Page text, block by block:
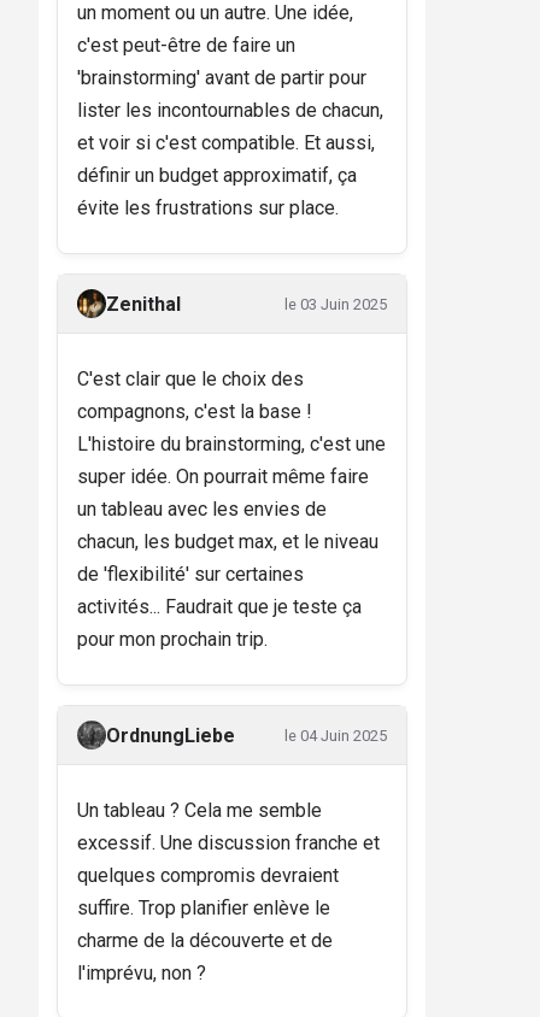
un moment ou un autre. Une idée,
c'est peut-être de faire un
'brainstorming' avant de partir pour
lister les incontournables de chacun,
et voir si c'est compatible. Et aussi,
définir un budget approximatif, ça
évite les frustrations sur place.
Zenithal le 03 Juin 2025
C'est clair que le choix des
compagnons, c'est la base !
L'histoire du brainstorming, c'est une
super idée. On pourrait même faire
un tableau avec les envies de
chacun, les budget max, et le niveau
de 'flexibilité' sur certaines
activités... Faudrait que je teste ça
pour mon prochain trip.
OrdnungLiebe le 04 Juin 2025
Un tableau ? Cela me semble
excessif. Une discussion franche et
quelques compromis devraient
suffire. Trop planifier enlève le
charme de la découverte et de
l'imprévu, non ?